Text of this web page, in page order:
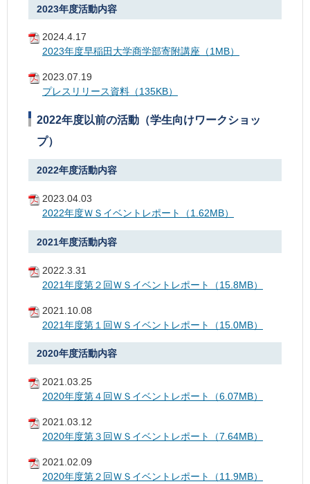
2023年度活動内容
2024.4.17
2023年度早稲田大学商学部寄附講座（1MB）
2023.07.19
プレスリリース資料（135KB）
2022年度以前の活動（学生向けワークショッ
プ）
2022年度活動内容
2023.04.03
2022年度ＷＳイベントレポート（1.62MB）
2021年度活動内容
2022.3.31
2021年度第２回ＷＳイベントレポート（15.8MB）
2021.10.08
2021年度第１回ＷＳイベントレポート（15.0MB）
2020年度活動内容
2021.03.25
2020年度第４回ＷＳイベントレポート（6.07MB）
2021.03.12
2020年度第３回ＷＳイベントレポート（7.64MB）
2021.02.09
2020年度第２回ＷＳイベントレポート（11.9MB）